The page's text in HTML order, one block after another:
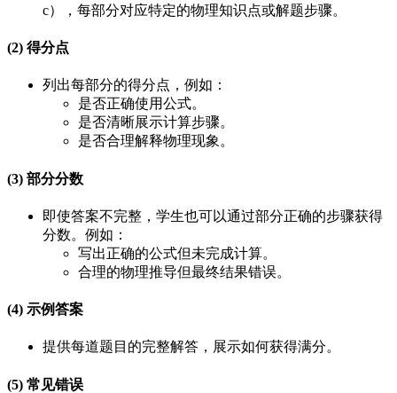
c），每部分对应特定的物理知识点或解题步骤。
(2) 得分点
列出每部分的得分点，例如：
是否正确使用公式。
是否清晰展示计算步骤。
是否合理解释物理现象。
(3) 部分分数
即使答案不完整，学生也可以通过部分正确的步骤获得
分数。例如：
写出正确的公式但未完成计算。
合理的物理推导但最终结果错误。
(4) 示例答案
提供每道题目的完整解答，展示如何获得满分。
(5) 常见错误